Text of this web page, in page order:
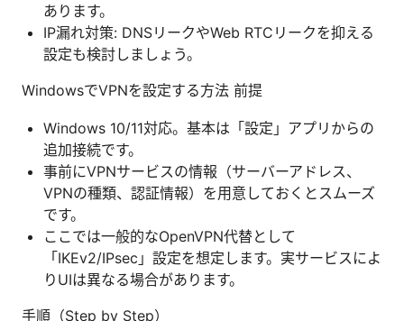
あります。
IP漏れ対策: DNSリークやWeb RTCリークを抑える
設定も検討しましょう。
WindowsでVPNを設定する方法 前提
Windows 10/11対応。基本は「設定」アプリからの
追加接続です。
事前にVPNサービスの情報（サーバーアドレス、
VPNの種類、認証情報）を用意しておくとスムーズ
です。
ここでは一般的なOpenVPN代替として
「IKEv2/IPsec」設定を想定します。実サービスによ
りUIは異なる場合があります。
手順（Step by Step）